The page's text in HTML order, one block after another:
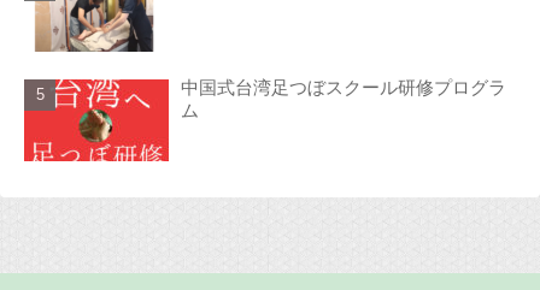
中国式台湾足つぼスクール研修プログラ
ム